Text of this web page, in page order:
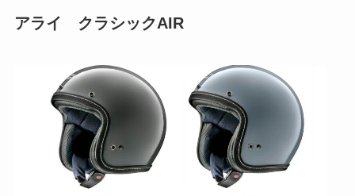
アライ クラシックAIR